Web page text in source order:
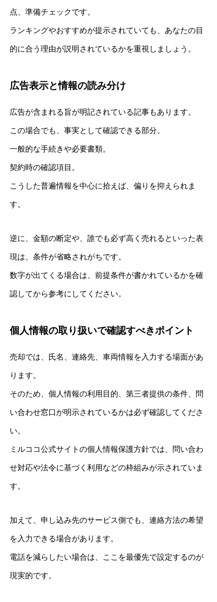
点、準備チェックです。
ランキングやおすすめが提示されていても、あなたの目
的に合う理由が説明されているかを重視しましょう。
広告表示と情報の読み分け
広告が含まれる旨が明記されている記事もあります。
この場合でも、事実として確認できる部分。
一般的な手続きや必要書類。
契約時の確認項目。
こうした普遍情報を中心に拾えば、偏りを抑えられま
す。
逆に、金額の断定や、誰でも必ず高く売れるといった表
現は、条件が省略されがちです。
数字が出てくる場合は、前提条件が書かれているかを確
認してから参考にしてください。
個人情報の取り扱いで確認すべきポイント
売却では、氏名、連絡先、車両情報を入力する場面があ
ります。
そのため、個人情報の利用目的、第三者提供の条件、問
い合わせ窓口が明示されているかは必ず確認してくださ
い。
ミルココ公式サイトの個人情報保護方針では、問い合わ
せ対応や法令に基づく利用などの枠組みが示されていま
す。
加えて、申し込み先のサービス側でも、連絡方法の希望
を入力できる場合があります。
電話を減らしたい場合は、ここを最優先で設定するのが
現実的です。